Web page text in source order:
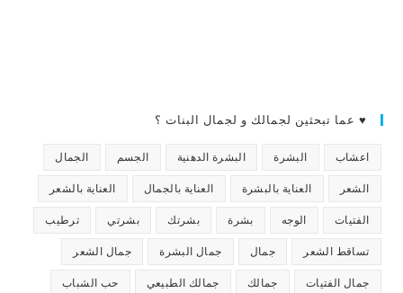
♥ عما تبحثين لجمالك و لجمال البنات ؟
اعشاب البشرة البشرة الدهنية الجسم الجمال
الشعر العناية بالبشرة العناية بالجمال العناية بالشعر
الفتيات الوجه بشرة بشرتك بشرتي ترطيب
تساقط الشعر جمال جمال البشرة جمال الشعر
جمال الفتيات جمالك جمالك الطبيعي حب الشباب